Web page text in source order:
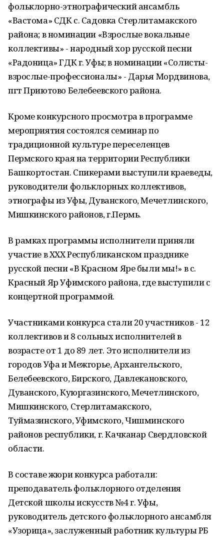
фольклорно-этнографический ансамбль
«Вастома» СДК с. Садовка Стерлитамакского
района; в номинации «Взрослые вокальные
коллективы» - народный хор русской песни
«Радоница» ГДК г. Уфы; в номинации «Солисты-
взрослые-профессионалы» - Дарья Мордвинова,
пгт Приютово Белебеевского района.
Кроме конкурсного просмотра в программе
мероприятия состоялся семинар по
традиционной культуре переселенцев
Пермского края на территории Республики
Башкортостан. Спикерами выступили краеведы,
руководители фольклорных коллективов,
этнографы из Уфы, Дуванского, Мечетлинского,
Мишкинского районов, г.Пермь.
В рамках программы исполнители приняли
участие в XXX Республиканском празднике
русской песни «В Красном Яре были мы!» в с.
Красный Яр Уфимского района, где выступили с
концертной программой.
Участниками конкурса стали 20 участников - 12
коллективов и 8 сольных исполнителей в
возрасте от 1 до 89 лет. Это исполнители из
городов Уфа и Межгорье, Архангельского,
Белебеевского, Бирского, Давлекановского,
Дуванского, Куюргазинского, Мечетлинского,
Мишкинского, Стерлитамакского,
Туймазинского, Уфимского, Чишминского
районов республики, г. Качканар Свердловской
области.
В составе жюри конкурса работали:
преподаватель фольклорного отделения
Детской школы искусств №4 г. Уфы,
руководитель детского фольклорного ансамбля
«Узорица», заслуженный работник культуры РБ